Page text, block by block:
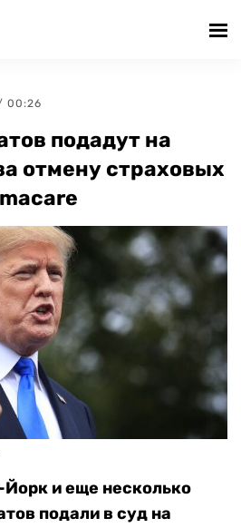
/ 00:26
подадут на
отмену страховых
и еще несколько
подали в суд на